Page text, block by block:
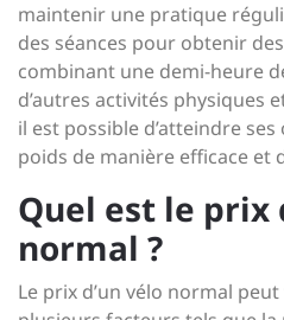
maintenir une pratique
des séances pour obtenir
combinant une demi-heure
d’autres activités physiques
il est possible d’atteindre
poids de manière efficace et
Quel est le prix
normal ?
Le prix d’un vélo normal